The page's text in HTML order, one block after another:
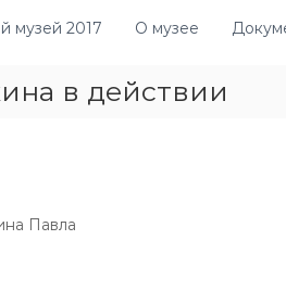
музей 2017 О музее
в действии
Павла